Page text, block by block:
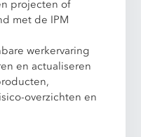
projecten of
met de IPM
werkervaring
en actualiseren
overzichten en